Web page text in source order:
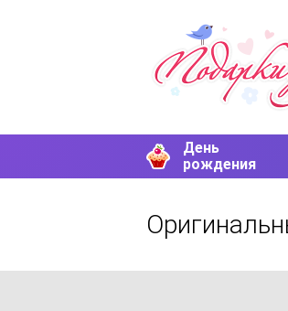
День
рождения